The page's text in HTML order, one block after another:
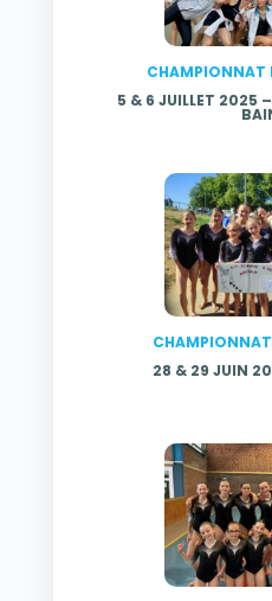
CHAMPIONNAT
5 & 6 JUILLET 2025 –
28 & 29 JUIN